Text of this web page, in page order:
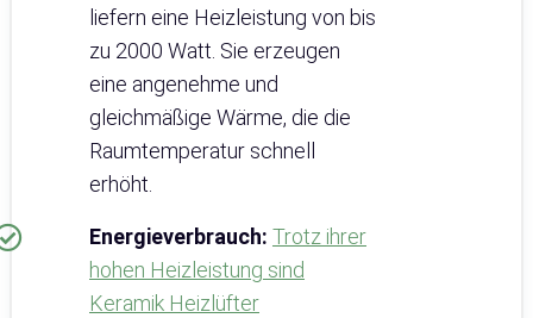
liefern eine Heizleistung von bis
zu 2000 Watt. Sie erzeugen
eine angenehme und
gleichmäßige Wärme, die die
Raumtemperatur schnell
erhöht.
Energieverbrauch: Trotz ihrer
hohen Heizleistung sind
Keramik Heizlüfter